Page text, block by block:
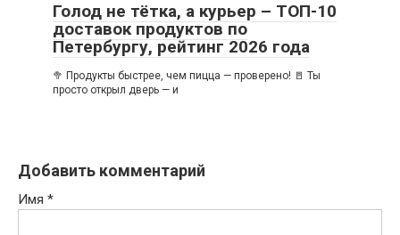
Голод не тётка, а курьер – ТОП-10
доставок продуктов по
Петербургу, рейтинг 2026 года
🥦 Продукты быстрее, чем пицца — проверено! 🚪 Ты
просто открыл дверь — и
Добавить комментарий
Имя *